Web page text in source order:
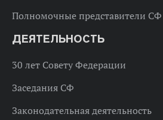
Полномочные представители СФ
ДЕЯТЕЛЬНОСТЬ
30 лет Совету Федерации
Заседания СФ
Законодательная деятельность